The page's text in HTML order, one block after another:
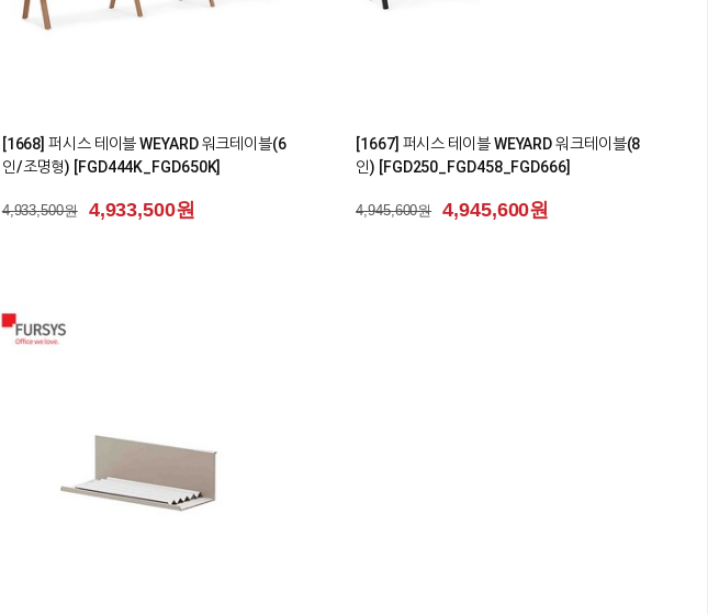
[1668] 퍼시스 테이블 WEYARD 워크테이블(6
인/조명형) [FGD444K_FGD650K]
4,933,500원 4,933,500원
[1667] 퍼시스 테이블 WEYARD 워크테이블(8
인) [FGD250_FGD458_FGD666]
4,945,600원 4,945,600원